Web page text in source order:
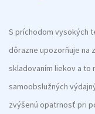
S príchodom vysokých
dôrazne upozorňuje na
skladovaním liekov a to
samoobslužných
zvýšenú opatrnosť pri